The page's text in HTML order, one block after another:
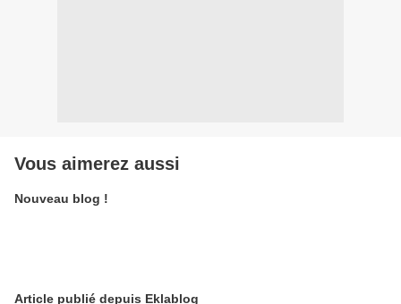
Vous aimerez aussi
Nouveau blog !
Article publié depuis Eklablog